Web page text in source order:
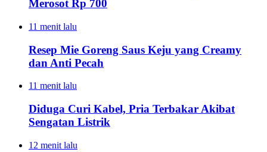
Merosot Rp 700
11 menit lalu
Resep Mie Goreng Saus Keju yang Creamy
dan Anti Pecah
11 menit lalu
Diduga Curi Kabel, Pria Terbakar Akibat
Sengatan Listrik
12 menit lalu